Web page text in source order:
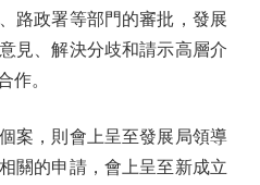
路政署等部門的審批，發展
見、解決分歧和請示高層介
作。
，則會上呈至發展局領導
關的申請，會上呈至新成立